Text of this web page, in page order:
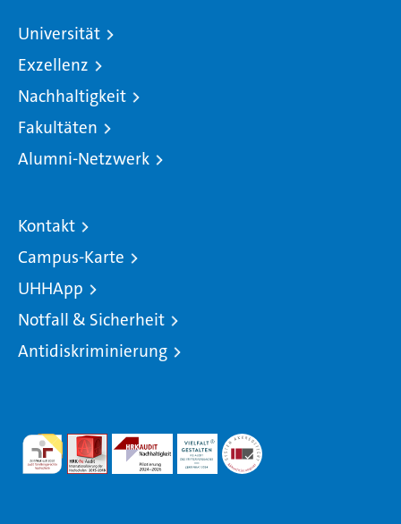
Universität
Exzellenz
Nachhaltigkeit
Fakultäten
Alumni-Netzwerk
Kontakt
Campus-Karte
UHHApp
Notfall & Sicherheit
Antidiskriminierung